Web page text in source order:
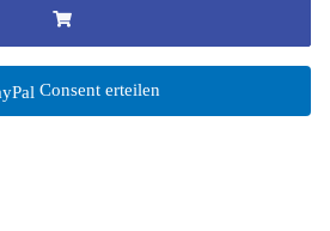
Consent erteilen